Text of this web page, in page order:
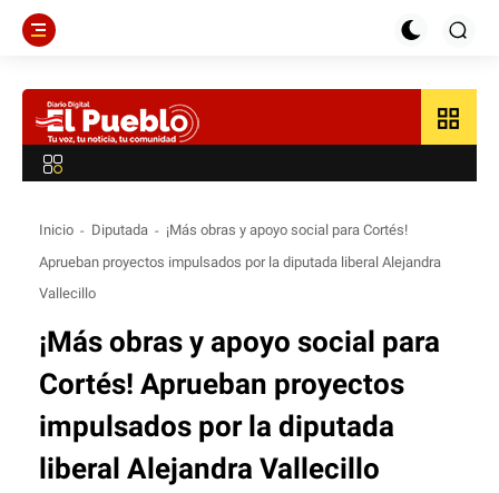
grid_view
Inicio Diputada
¡Más obras y apoyo social para Cortés!
Aprueban proyectos impulsados por la diputada liberal Alejandra
Vallecillo
¡Más obras y apoyo social para
Cortés! Aprueban proyectos
impulsados por la diputada
liberal Alejandra Vallecillo